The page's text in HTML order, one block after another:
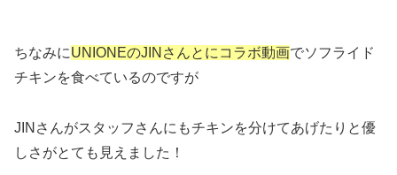
ちなみにUNIONEのJINさんとにコラボ動画でソフライド
チキンを食べているのですが
JINさんがスタッフさんにもチキンを分けてあげたりと優
しさがとても見えました！